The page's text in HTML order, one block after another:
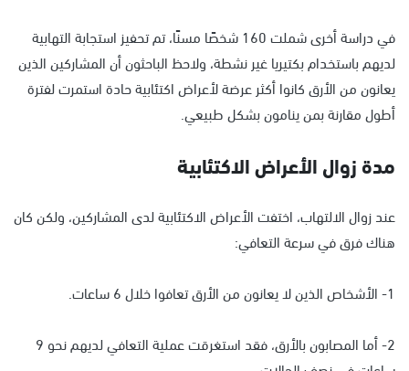
في دراسة أخرى شملت 160 شخصًا مسنًا، تم تحفيز استجابة التهابية
لديهم باستخدام بكتيريا غير نشطة، ولاحظ الباحثون أن المشاركين الذين
يعانون من الأرق كانوا أكثر عرضة لأعراض اكتئابية حادة استمرت لفترة
أطول مقارنة بمن ينامون بشكل طبيعي.
مدة زوال الأعراض الاكتئابية
عند زوال الالتهاب، اختفت الأعراض الاكتئابية لدى المشاركين، ولكن كان
هناك فرق في سرعة التعافي:
1- الأشخاص الذين لا يعانون من الأرق تعافوا خلال 6 ساعات.
2- أما المصابون بالأرق، فقد استغرقت عملية التعافي لديهم نحو 9